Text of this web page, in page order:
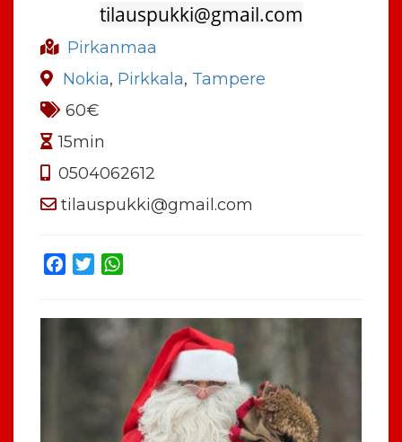
tilauspukki@gmail.com
Pirkanmaa
Nokia, Pirkkala, Tampere
60€
15min
0504062612
tilauspukki@gmail.com
Facebook
Twitter